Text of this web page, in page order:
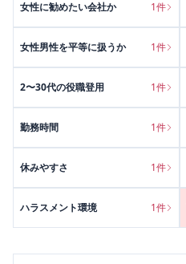
女性に勧めたい会社か 1件
女性男性を平等に扱うか 1件
2〜30代の役職登用 1件
勤務時間 1件
休みやすさ 1件
ハラスメント環境 1件